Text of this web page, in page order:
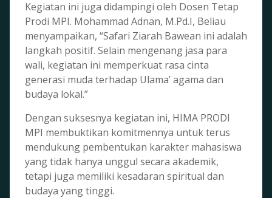
Kegiatan ini juga didampingi oleh Dosen Tetap
Prodi MPI. Mohammad Adnan, M.Pd.I, Beliau
menyampaikan, “Safari Ziarah Bawean ini adalah
langkah positif. Selain mengenang jasa para
wali, kegiatan ini memperkuat rasa cinta
generasi muda terhadap Ulama’ agama dan
budaya lokal.”
Dengan suksesnya kegiatan ini, HIMA PRODI
MPI membuktikan komitmennya untuk terus
mendukung pembentukan karakter mahasiswa
yang tidak hanya unggul secara akademik,
tetapi juga memiliki kesadaran spiritual dan
budaya yang tinggi.